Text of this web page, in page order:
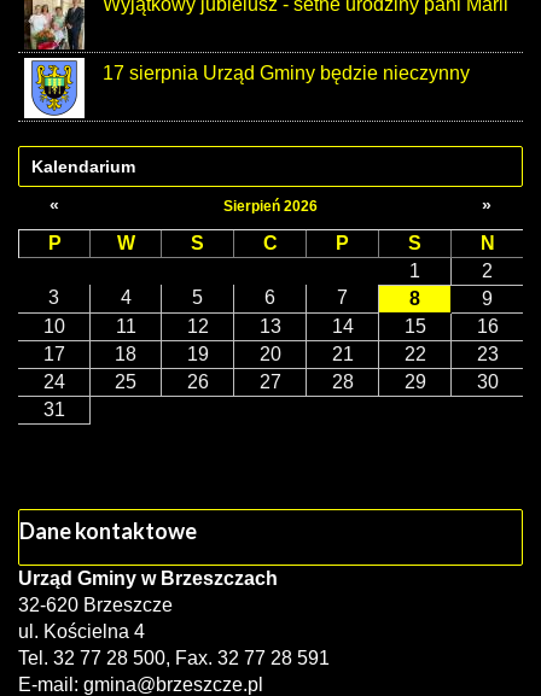
Wyjątkowy jubielusz - setne urodziny pani Marii
17 sierpnia Urząd Gminy będzie nieczynny
Kalendarium
«
Sierpień 2026 »
P W S C P S
N
1
2
3
4 5 6 7 8
9
10
11 12 13 14 15
16
17
18 19 20 21 22
23
24
25 26 27 28 29
30
31
Dane kontaktowe
Urząd Gminy w Brzeszczach
32-620 Brzeszcze
ul. Kościelna 4
Tel. 32 77 28 500, Fax. 32 77 28 591
E-mail: gmina@brzeszcze.pl